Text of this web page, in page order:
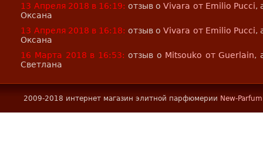
13 Апреля 2018 в 16:19: отзыв оVivara от Emilio Pucci,
Оксана
13 Апреля 2018 в 16:18: отзыв оVivara от Emilio Pucci,
Оксана
16 Марта 2018 в 16:53: отзыв о Mitsouko от Guerlain,
Светлана
2009-2018 интернет магазин элитной парфюмерии New-